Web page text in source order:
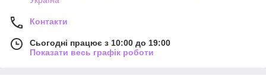
Контакти
Сьогодні працює з 10:00 до 19:00
Показати весь графік роботи